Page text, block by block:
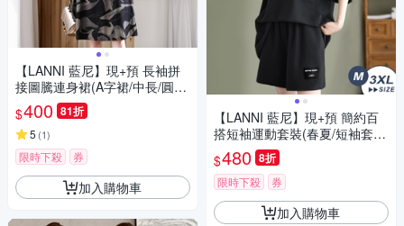
【LANNI 藍尼】現+預 長袖拼
接圖騰連身裙(A字裙/中長/圓
領)
$400 81折
5 (1)
限時下殺 券
加入購物車
【LANNI 藍尼】現+預 簡約百
搭短袖運動套裝(春夏/短袖套
裝/居家服/版型偏小)
$480 8折
限時下殺 券
加入購物車